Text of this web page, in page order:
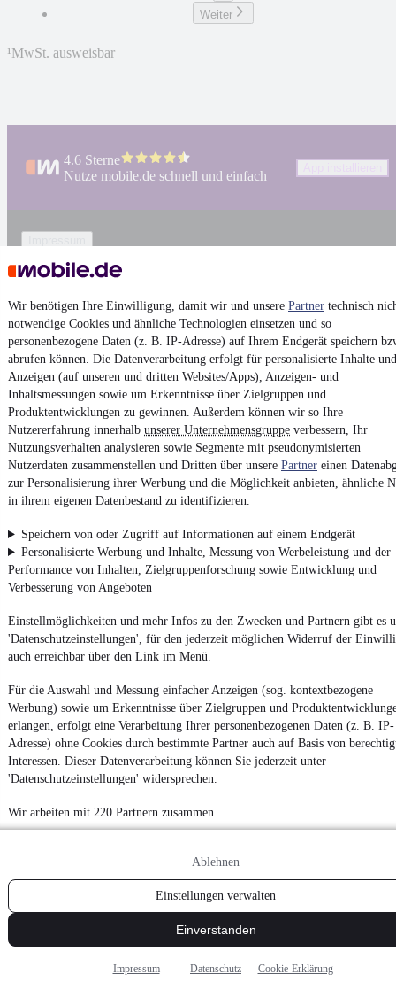
Wir benötigen Ihre Einwilligung, damit wir und unsere Partner technisch
notwendige Cookies und ähnliche Technologien einsetzen und so
personenbezogene Daten (z. B. IP-Adresse) auf Ihrem Endgerät speichern
abrufen können. Die Datenverarbeitung erfolgt für personalisierte Inhalte und
Anzeigen (auf unseren und dritten Websites/Apps), Anzeigen- und
Inhaltsmessungen sowie um Erkenntnisse über Zielgruppen und
Produktentwicklungen zu gewinnen. Außerdem können wir so Ihre
Nutzererfahrung innerhalb unserer Unternehmensgruppe verbessern, Ihr
Nutzungsverhalten analysieren sowie Segmente mit pseudonymisierten
Nutzerdaten zusammenstellen und Dritten über unsere Partner einen
zur Personalisierung ihrer Werbung und die Möglichkeit anbieten, ähnliche
in ihrem eigenen Datenbestand zu identifizieren.
Speichern von oder Zugriff auf Informationen auf einem Endgerät
Personalisierte Werbung und Inhalte, Messung von Werbeleistung und der
Performance von Inhalten, Zielgruppenforschung sowie Entwicklung und
Verbesserung von Angeboten
Einstellmöglichkeiten und mehr Infos zu den Zwecken und Partnern gibt es
'Datenschutzeinstellungen', für den jederzeit möglichen Widerruf der
auch erreichbar über den Link im Menü.
Für die Auswahl und Messung einfacher Anzeigen (sog. kontextbezogene
Werbung) sowie um Erkenntnisse über Zielgruppen und
erlangen, erfolgt eine Verarbeitung Ihrer personenbezogenen Daten (z. B. IP-
Adresse) ohne Cookies durch bestimmte Partner auch auf Basis von
Interessen. Dieser Datenverarbeitung können Sie jederzeit unter
'Datenschutzeinstellungen' widersprechen.
Wir arbeiten mit 220 Partnern zusammen.
Ablehnen
Einstellungen verwalten
Einverstanden
Impressum Datenschutz Cookie-Erklärung
Weiter
¹MwSt. ausweisbar
4.6 Sterne
Nutze mobile.de schnell und einfach
AGB
Datenschutz
Datenschutzeinstellungen
Erklärung zur Barrierefreiheit
Report Security Vulnerability (English)
Powered by
Weitere Fahrzeuge gibt es auf mobile.de, dem Marktplatz für